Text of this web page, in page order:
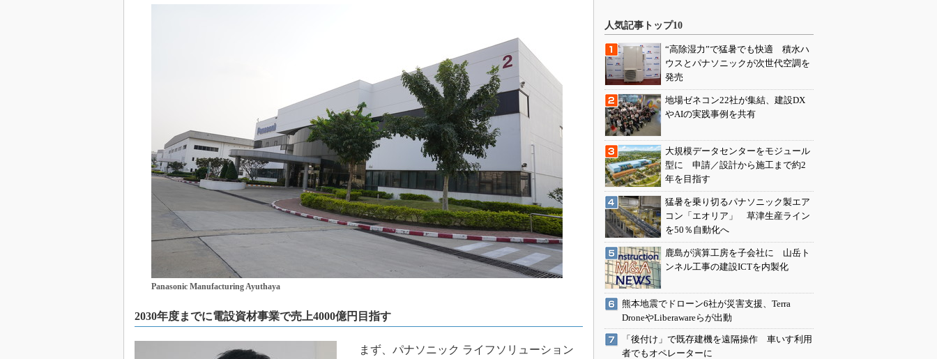
Panasonic Manufacturing Ayuthaya
2030年度までに電設資材事業で売上4000億円目指す
まず、パナソニック ライフソリューション
人気記事トップ10
“高除湿力”で猛暑でも快適 積水ハ
ウスとパナソニックが次世代空調を
発売
地場ゼネコン22社が集結、建設DX
やAIの実践事例を共有
大規模データセンターをモジュール
型に 申請／設計から施工まで約2
年を目指す
猛暑を乗り切るパナソニック製エア
コン「エオリア」 草津生産ライン
を50％自動化へ
鹿島が演算工房を子会社に 山岳ト
ンネル工事の建設ICTを内製化
熊本地震でドローン6社が災害支援、Terra
DroneやLiberawareらが出動
「後付け」で既存建機を遠隔操作 車いす利用
者でもオペレーターに